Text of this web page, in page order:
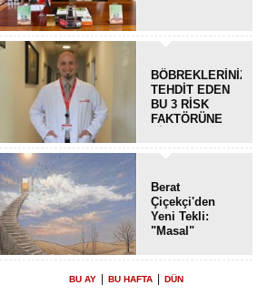
BÖBREKLERİNİZİ
TEHDİT EDEN
BU 3 RİSK
FAKTÖRÜNE
Berat
Çiçekçi'den
Yeni Tekli:
"Masal"
BU AY BU HAFTA DÜN